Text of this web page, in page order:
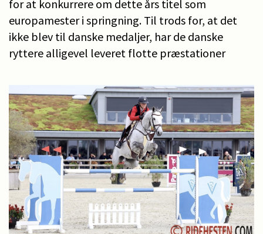
for at konkurrere om dette års titel som
europamester i springning. Til trods for, at det
ikke blev til danske medaljer, har de danske
ryttere alligevel leveret flotte præstationer